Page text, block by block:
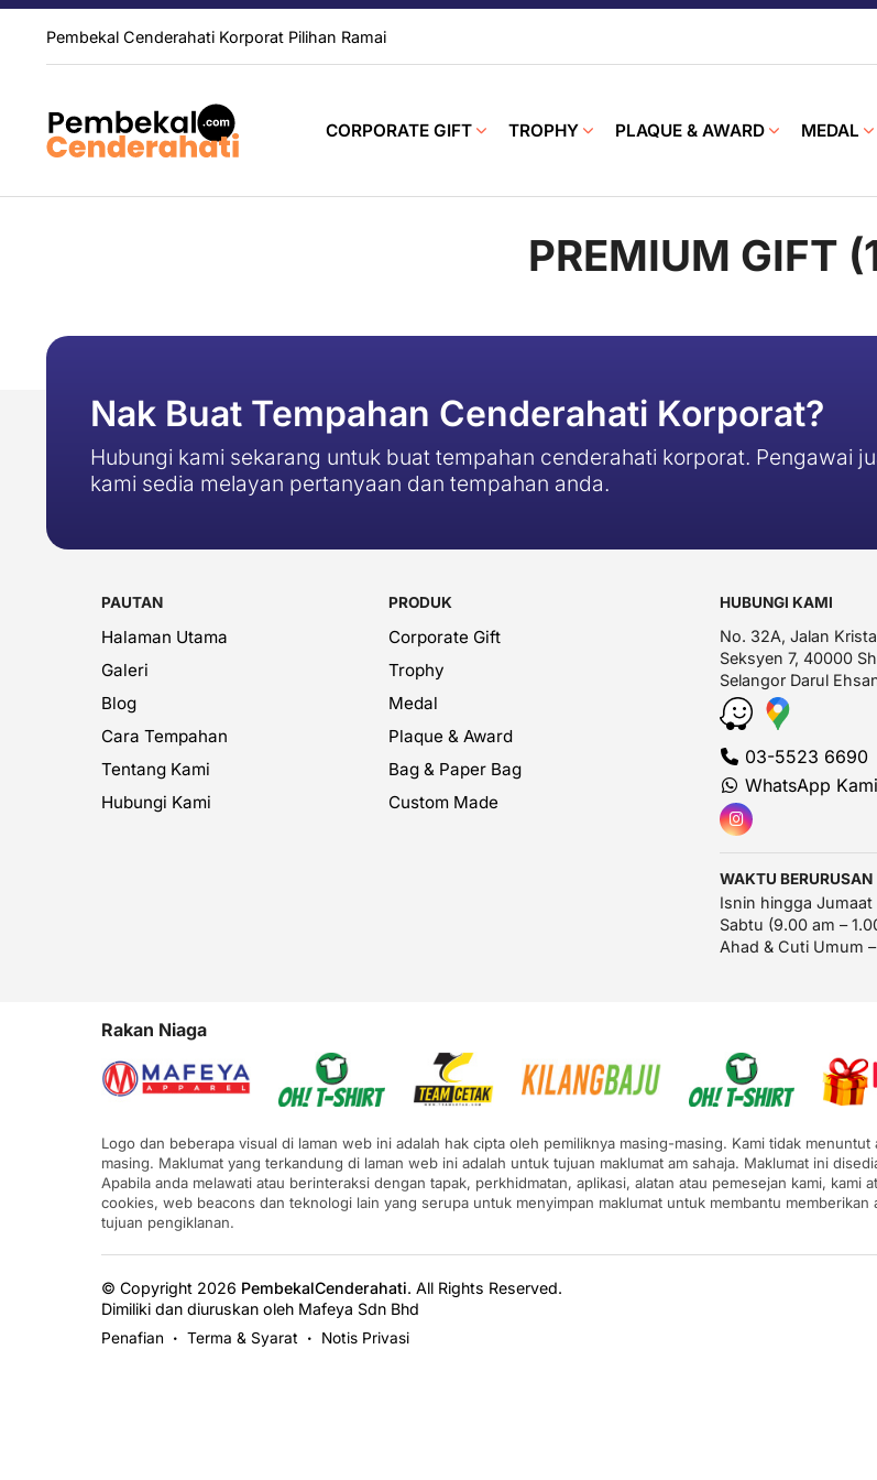
Pembekal Cenderahati Korporat Pilihan Ramai
CORPORATE GIFT TROPHY PLAQUE & AWARD MEDAL
PREMIUM GIFT
Nak Buat Tempahan Cenderahati Korporat?
Hubungi kami sekarang untuk buat tempahan cenderahati korporat. Pengawai
kami sedia melayan pertanyaan dan tempahan anda.
PAUTAN
Halaman Utama
Galeri
Blog
Cara Tempahan
Tentang Kami
Hubungi Kami
PRODUK
Corporate Gift
Trophy
Medal
Plaque & Award
Bag & Paper Bag
Custom Made
HUBUNGI KAMI
No. 32A, Jalan
Seksyen 7, 40000
Selangor Darul
03-5523 6690
WhatsApp Kami
WAKTU BERURUSAN
Isnin hingga
Sabtu (9.00 am –
Ahad & Cuti Umum
Rakan Niaga
Logo dan beberapa visual di laman web ini adalah hak cipta oleh pemiliknya masing-masing. Kami tidak
masing. Maklumat yang terkandung di laman web ini adalah untuk tujuan maklumat am sahaja. Maklumat ini
Apabila anda melawati atau berinteraksi dengan tapak, perkhidmatan, aplikasi, alatan atau pemesejan kami,
cookies, web beacons dan teknologi lain yang serupa untuk menyimpan maklumat untuk membantu
tujuan pengiklanan.
© Copyright 2026 PembekalCenderahati. All Rights Reserved.
Dimiliki dan diuruskan oleh Mafeya Sdn Bhd
Penafian • Terma & Syarat • Notis Privasi